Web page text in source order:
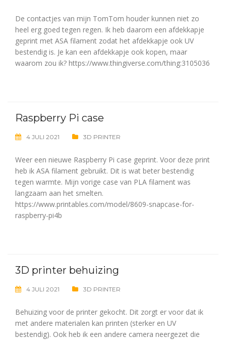
De contactjes van mijn TomTom houder kunnen niet zo
heel erg goed tegen regen. Ik heb daarom een afdekkapje
geprint met ASA filament zodat het afdekkapje ook UV
bestendig is. Je kan een afdekkapje ook kopen, maar
waarom zou ik? https://www.thingiverse.com/thing:3105036
Raspberry Pi case
4 JULI 2021 3D PRINTER
Weer een nieuwe Raspberry Pi case geprint. Voor deze print
heb ik ASA filament gebruikt. Dit is wat beter bestendig
tegen warmte. Mijn vorige case van PLA filament was
langzaam aan het smelten.
https://www.printables.com/model/8609-snapcase-for-
raspberry-pi4b
3D printer behuizing
4 JULI 2021 3D PRINTER
Behuizing voor de printer gekocht. Dit zorgt er voor dat ik
met andere materialen kan printen (sterker en UV
bestendig). Ook heb ik een andere camera neergezet die